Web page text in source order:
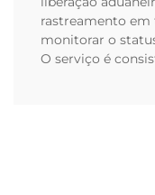
rastreamento
monitorar o
O serviço é